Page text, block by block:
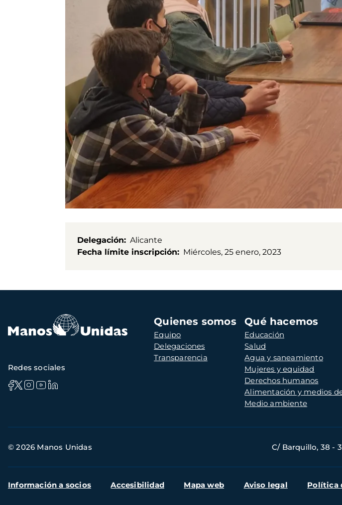
Delegación
Alicante
Fecha límite inscripción
Miércoles, 25 enero, 2023
Navegación
principal
Quienes somos
Equipo
Delegaciones
Transparencia
Qué hacemos
Educación
Salud
Agua y saneamiento
Mujeres y equidad
Derechos humanos
Alimentación y medios
Medio ambiente
Redes sociales
de
© 2026 Manos Unidas C/ Barquillo, 38 -
Menú
Información a socios Accesibilidad Mapa web Aviso legal Política